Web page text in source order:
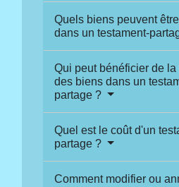
Quels biens peuvent
dans un testament-
Qui peut bénéficier de la
des biens dans un
partage ?
Quel est le coût d'un
partage ?
Comment modifier ou